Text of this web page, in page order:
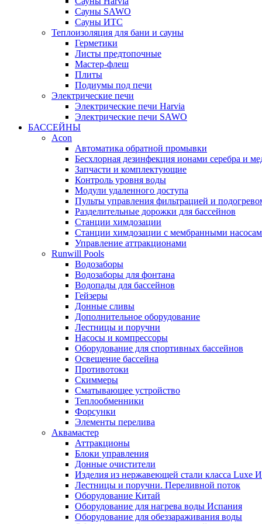
Сауны SAWO
Сауны ИТС
Теплоизоляция для бани и сауны
Герметики
Листы предтопочные
Мастер-флеш
Плиты
Подиумы под печи
Электрические печи
Электрические печи Harvia
Электрические печи SAWO
БАССЕЙНЫ
Acon
Автоматика обратной промывки
Беcхлорная дезинфекция ионами серебра и
Запчасти и комплектующие
Контроль уровня воды
Модули удаленного доступа
Пульты управления фильтрацией и
Разделительные дорожки для бассейнов
Станции химдозации
Станции химдозации с мембранными
Управление аттракционами
Runwill Pools
Водозаборы
Водозаборы для фонтана
Водопады для бассейнов
Гейзеры
Донные сливы
Дополнительное оборудование
Лестницы и поручни
Насосы и компрессоры
Оборудование для спортивных бассейнов
Освещение бассейна
Противотоки
Скиммеры
Сматывающее устройство
Теплообменники
Форсунки
Элементы перелива
Аквамастер
Аттракционы
Блоки управления
Донные очистители
Изделия из нержавеющей стали класса Luxe
Лестницы и поручни. Переливной поток
Оборудование Китай
Оборудование для нагрева воды Испания
Оборудование для обеззараживания воды